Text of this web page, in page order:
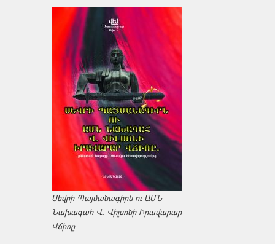
Սեվրի Պայմանագիրն ու ԱՄՆ
Նախագահ Վ. Վիլսոնի Իրավարար
Վճիռը